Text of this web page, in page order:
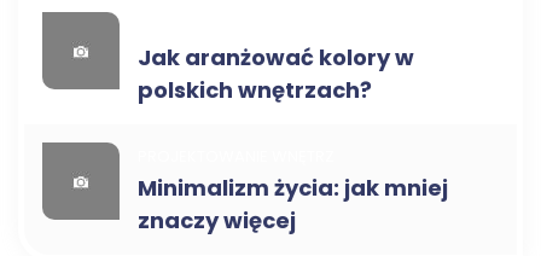
Jak aranżować kolory w
polskich wnętrzach?
Minimalizm życia: jak mniej
znaczy więcej